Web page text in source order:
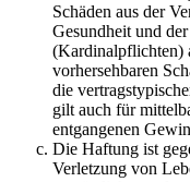
Schäden aus der
Gesundheit und
(Kardinalpflichten)
vorhersehbaren
die
gilt auch für
entgangenen
Die Haftung ist
Verletzung von